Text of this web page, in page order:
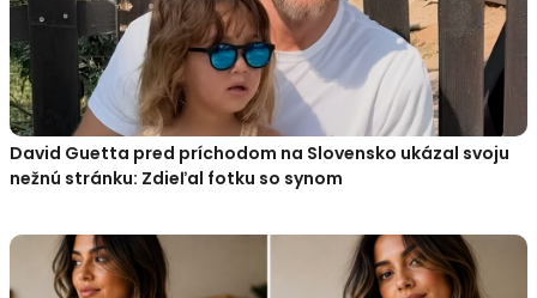
David Guetta pred príchodom na Slovensko ukázal svoju
nežnú stránku: Zdieľal fotku so synom